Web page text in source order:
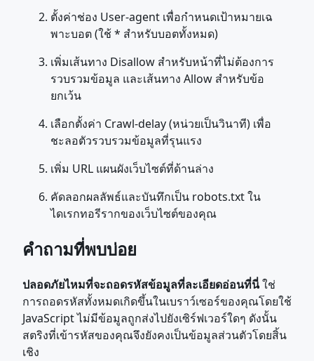
ตั้งค่าช่อง User-agent เพื่อกำหนดเป้าหมายเฉ
พาะบอต (ใช้ * สำหรับบอตทั้งหมด)
เพิ่มเส้นทาง Disallow สำหรับหน้าที่ไม่ต้องการ
รวบรวมข้อมูล และเส้นทาง Allow สำหรับข้อ
ยกเว้น
เลือกตั้งค่า Crawl-delay (หน่วยเป็นวินาที) เพื่อ
ชะลอตัวรวบรวมข้อมูลที่รุนแรง
เพิ่ม URL แผนผังเว็บไซต์ที่ด้านล่าง
คัดลอกผลลัพธ์และบันทึกเป็น robots.txt ใน
ไดเรกทอรีรากของเว็บไซต์ของคุณ
คำถามที่พบบ่อย
ปลอดภัยไหมที่จะถอดรหัสข้อมูลที่ละเอียดอ่อนที่นี่ใช่
การถอดรหัสทั้งหมดเกิดขึ้นในเบราว์เซอร์ของคุณโดยใช้
JavaScript ไม่มีข้อมูลถูกส่งไปยังเซิร์ฟเวอร์ใดๆ ดังนั้น
สตริงที่เข้ารหัสของคุณจึงยังคงเป็นข้อมูลส่วนตัวโดยสิ้น
เชิง